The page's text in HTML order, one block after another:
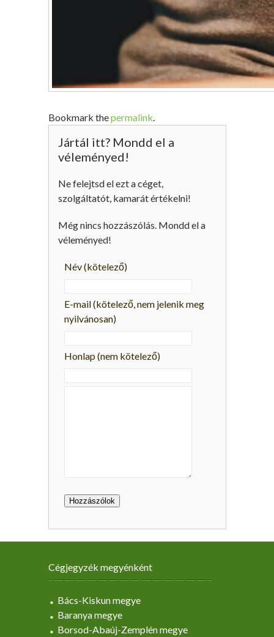
Bookmark thepermalink.
Jártál itt? Mondd el a
véleményed!
Ne felejtsd el ezt a céget,
szolgáltatót, kamarát értékelni!
Még nincs hozzászólás. Mondd el a
véleményed!
Név(kötelező)
E-mail(kötelező, nem jelenik meg
nyilvánosan)
Honlap (nem kötelező)
Cégjegyzék megyénként
Bács-Kiskun megye
Baranya megye
Borsod-Abaúj-Zemplén megye